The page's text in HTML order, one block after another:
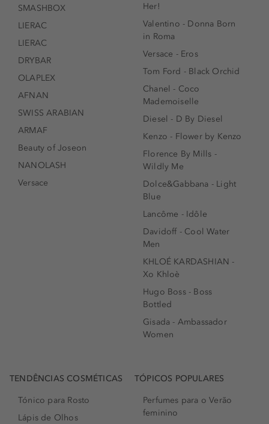
SMASHBOX
LIERAC
LIERAC
DRYBAR
OLAPLEX
AFNAN
SWISS ARABIAN
ARMAF
Beauty of Joseon
NANOLASH
Versace
Her!
Valentino - Donna Born
in Roma
Versace - Eros
Tom Ford - Black Orchid
Chanel - Coco
Mademoiselle
Diesel - D By Diesel
Kenzo - Flower by Kenzo
Florence By Mills -
Wildly Me
Dolce&Gabbana - Light
Blue
Lancôme - Idôle
Davidoff - Cool Water
Men
KHLOÉ KARDASHIAN -
Xo Khloè
Hugo Boss - Boss
Bottled
Gisada - Ambassador
Women
TENDÊNCIAS COSMÉTICAS
Tónico para Rosto
Lápis de Olhos
TÓPICOS POPULARES
Perfumes para o Verão
feminino